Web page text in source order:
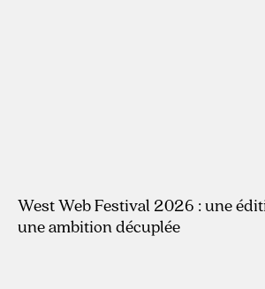
West Web Festival 2026 : une
une ambition décuplée